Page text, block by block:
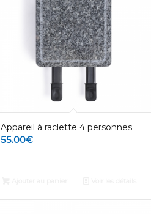
Appareil à raclette 4 personnes
55.00€